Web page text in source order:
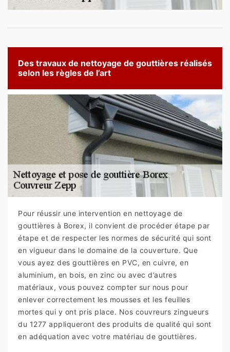
Des travaux de nettoyage de gouttières réalisés
selon les règles de l’art
Pour réussir une intervention en nettoyage de
gouttières à Borex, il convient de procéder étape par
étape et de respecter les normes de sécurité qui sont
en vigueur dans le domaine de la couverture. Que
vous ayez des gouttières en PVC, en cuivre, en
aluminium, en bois, en zinc ou avec d’autres
matériaux, vous pouvez compter sur nous pour
enlever correctement les mousses et les feuilles
mortes qui y ont pris place. Nos couvreurs zingueurs
du 1277 appliqueront des produits de qualité qui sont
en adéquation avec votre matériau de gouttières.